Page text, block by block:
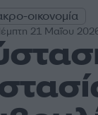
οικονομία
21 Μαΐου